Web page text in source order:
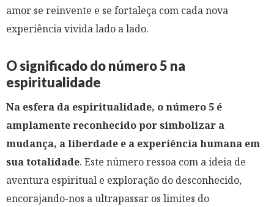
amor se reinvente e se fortaleça com cada nova
experiência vivida lado a lado.
O significado do número 5 na
espiritualidade
Na esfera da espiritualidade, o número 5 é
amplamente reconhecido por simbolizar a
mudança, a liberdade e a experiência humana em
sua totalidade. Este número ressoa com a ideia de
aventura espiritual e exploração do desconhecido,
encorajando-nos a ultrapassar os limites do